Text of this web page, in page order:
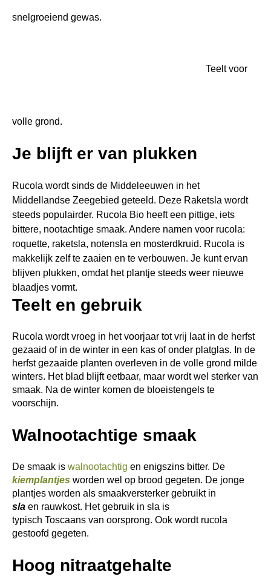
snelgroeiend gewas.
Teelt voor
volle grond.
Je blijft er van plukken
Rucola wordt sinds de Middeleeuwen in het
Middellandse Zeegebied geteeld. Deze Raketsla wordt
steeds populairder. Rucola Bio heeft een pittige, iets
bittere, nootachtige smaak. Andere namen voor rucola:
roquette, raketsla, notensla en mosterdkruid. Rucola is
makkelijk zelf te zaaien en te verbouwen. Je kunt ervan
blijven plukken, omdat het plantje steeds weer nieuwe
blaadjes vormt.
Teelt en gebruik
Rucola wordt vroeg in het voorjaar tot vrij laat in de herfst
gezaaid of in de winter in een kas of onder platglas. In de
herfst gezaaide planten overleven in de volle grond milde
winters. Het blad blijft eetbaar, maar wordt wel sterker van
smaak. Na de winter komen de bloeistengels te
voorschijn.
Walnootachtige smaak
De smaak is walnootachtig en enigszins bitter. De
kiemplantjes worden wel op brood gegeten. De jonge
plantjes worden als smaakversterker gebruikt in
sla en rauwkost. Het gebruik in sla is
typisch Toscaans van oorsprong. Ook wordt rucola
gestoofd gegeten.
Hoog nitraatgehalte